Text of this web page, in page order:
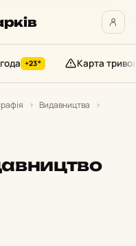
+23° Карта тривог
› Видавництва
›